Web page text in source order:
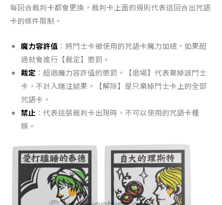
每回合裁判卡都會更換，裁判卡上面的規則代表這回合出咒語
卡的條件限制。
魔力容許值 ：將鬥士卡被使用的咒語卡魔力加總，如果超
過就會進行【裁定】懲罰。
裁定 ：超過魔力容許值的懲罰。【退場】代表棄掉該鬥士
卡，不計入賭注結果。【解除】是只棄掉鬥士卡上的全部
咒語卡。
禁止 ：代表這張裁判卡出現時，不可以使用的咒語卡種
類。